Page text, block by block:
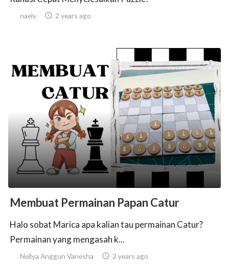
naely  2 years ago
Membuat Permainan Papan Catur
Halo sobat Marica apa kalian tau permainan Catur?
Permainan yang mengasah k...
Nellya Anggun Vanesha  2 years ago